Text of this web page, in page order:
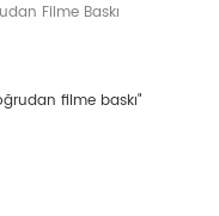
Filme Baskı
filme baskı"